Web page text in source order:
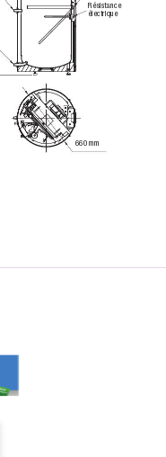
Résistance
électrique
660 mm